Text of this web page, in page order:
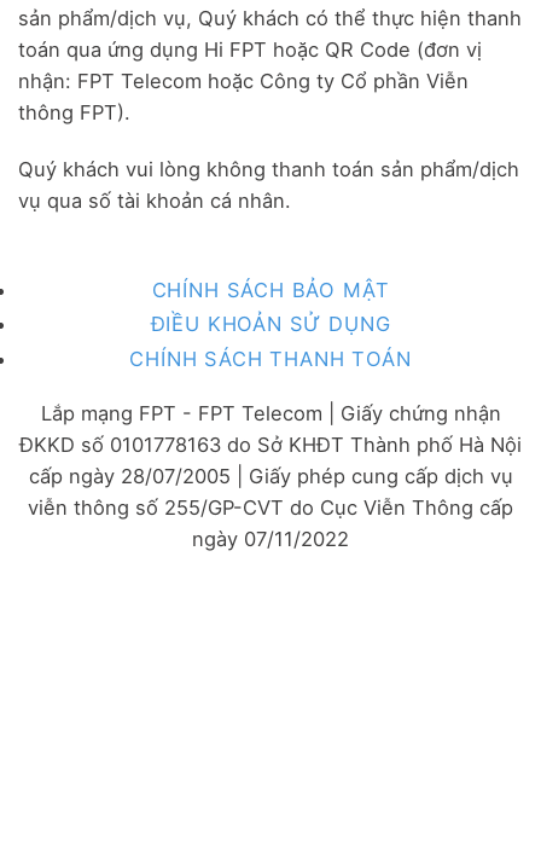
sản phẩm/dịch vụ, Quý khách có thể thực hiện thanh
toán qua ứng dụng Hi FPT hoặc QR Code (đơn vị
nhận: FPT Telecom hoặc Công ty Cổ phần Viễn
thông FPT).
Quý khách vui lòng không thanh toán sản phẩm/dịch
vụ qua số tài khoản cá nhân.
CHÍNH SÁCH BẢO MẬT
ĐIỀU KHOẢN SỬ DỤNG
CHÍNH SÁCH THANH TOÁN
Lắp mạng FPT - FPT Telecom | Giấy chứng nhận
ĐKKD số 0101778163 do Sở KHĐT Thành phố Hà Nội
cấp ngày 28/07/2005 | Giấy phép cung cấp dịch vụ
viễn thông số 255/GP-CVT do Cục Viễn Thông cấp
ngày 07/11/2022